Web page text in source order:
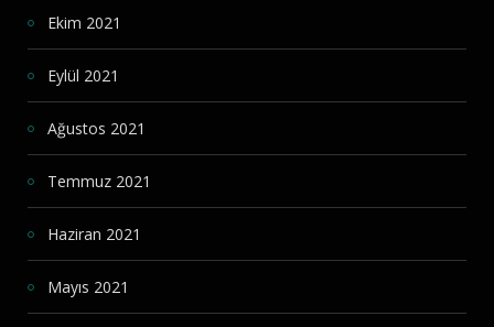
Ekim 2021
Eylül 2021
Ağustos 2021
Temmuz 2021
Haziran 2021
Mayıs 2021